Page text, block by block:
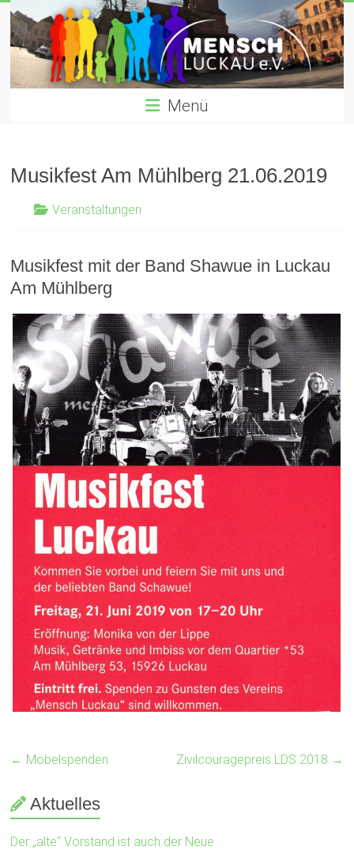
Zum
Inhalt
springen
gemeinnütziger verein für Willkommenskultur für Flüchtlinge
Menü
Musikfest Am Mühlberg 21.06.2019
Veranstaltungen
Musikfest mit der Band Shawue in Luckau
Am Mühlberg
← Möbelspenden Zivilcouragepreis LDS 2018 →
Aktuelles
Der „alte“ Vorstand ist auch der Neue